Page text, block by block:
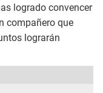
logrado convencer
compañero que
lograrán